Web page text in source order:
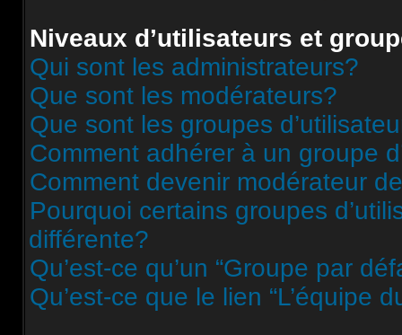
Niveaux d’utilisateurs et
Qui sont les administrateurs?
Que sont les modérateurs?
Que sont les groupes
Comment adhérer à un groupe
Comment devenir modérateur
Pourquoi certains groupes
différente?
Qu’est-ce qu’un “Groupe par
Qu’est-ce que le lien “L’équipe